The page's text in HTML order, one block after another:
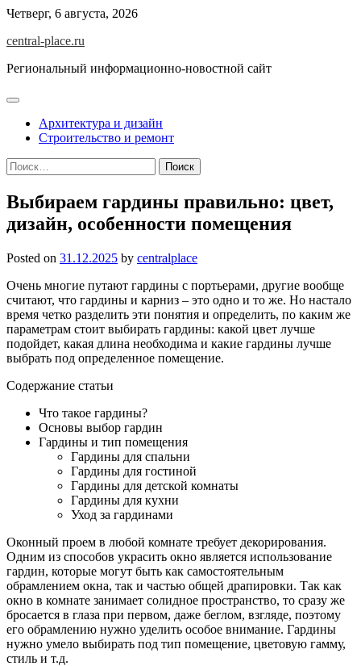
Skip
content
Четверг, 6 августа, 2026
central-place.ru
Региональный информационно-новостной сайт
Архитектура и дизайн
Строительство и ремонт
Найти:
Выбираем гардины правильно: цвет,
дизайн, особенности помещения
Posted on 31.12.2025 by centralplace
Очень многие путают гардины с портьерами, другие вообще
считают, что гардины и карниз – это одно и то же. Но настало
время четко разделить эти понятия и определить, по каким же
параметрам стоит выбирать гардины: какой цвет лучше
подойдет, какая длина необходима и какие гардины лучше
выбрать под определенное помещение.
Содержание статьи
Что такое гардины?
Основы выбор гардин
Гардины и тип помещения
Гардины для спальни
Гардины для гостиной
Гардины для детской комнаты
Гардины для кухни
Уход за гардинами
Оконный проем в любой комнате требует декорирования.
Одним из способов украсить окно является использование
гардин, которые могут быть как самостоятельным
обрамлением окна, так и частью общей драпировки. Так как
окно в комнате занимает солидное пространство, то сразу же
бросается в глаза при первом, даже беглом, взгляде, поэтому
его обрамлению нужно уделить особое внимание. Гардины
нужно умело выбирать под тип помещение, цветовую гамму,
стиль и т.д.